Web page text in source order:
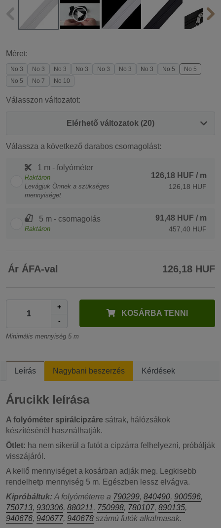
Méret:
No 3 No 3 No 3 No 3 No 3 No 3 No 3 No 5
No 5
No 5
No 7 No 10
Válasszon változatot:
Elérhető változatok (20)
Válassza a következő darabos csomagolást:
1 m - folyóméter
Raktáron
Levágjuk Önnek a szükséges
mennyiséget
126,18 HUF / m
126,18 HUF
5 m - csomagolás
Raktáron
91,48 HUF / m
457,40 HUF
Ár ÁFA-val 126,18 HUF
+
-
KOSÁRBA TENNI
Minimális mennyiség 5 m
Leírás Nagybani beszerzés Kérdések
Árucikk leírása
A folyóméter spirálcipzáre sátrak, hálózsákok
készítésénél használhatják.
Ötlet: ha nem sikerül a futót a cipzárra felhelyezni, próbálják
visszájáról.
A kellő mennyiséget a kosárban adják meg. Legkisebb
rendelhetp mennyiség 5 m. Egészben lessz elvágva.
Kipróbáltuk: A folyóméterre a 790299, 840490, 900596,
750713, 930306, 880211, 750998, 780107, 890135,
940676, 940677, 940678 számú futók alkalmasak.